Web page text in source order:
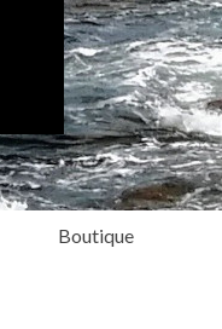
Boutique